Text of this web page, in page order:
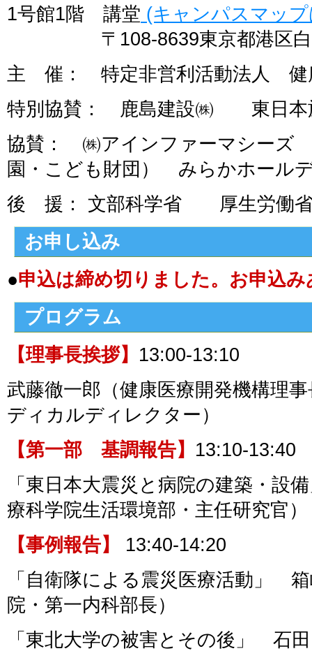
1号館1階 講堂 (キャンパスマッ
〒108-8639東京都港区白
主 催： 特定非営利活動法人 健
特別協賛： 鹿島建設㈱ 東日本
協賛： ㈱アインファーマシー
園・こども財団） みらかホール
後 援： 文部科学省 厚生労働
お申し込み
●申込は締め切りました。 お申込
プログラム
【理事長挨拶】 13:00-13:10
武藤徹一郎（健康医療開発機構理
ディカルディレクター）
【第一部 基調報告】 13:10-13:40
「東日本大震災と病院の建築・設
療科学院生活環境部・主任研究官）
【事例報告】 13:40-14:20
「自衛隊による震災医療活動」
院・第一内科部長）
「東北大学の被害とその後」 石